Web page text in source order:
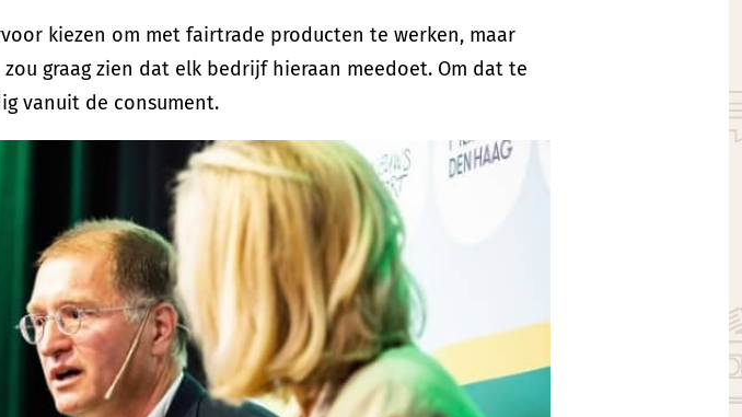
kiezen om met fairtrade producten te werken, maar
graag zien dat elk bedrijf hieraan meedoet. Om dat te
vanuit de consument.